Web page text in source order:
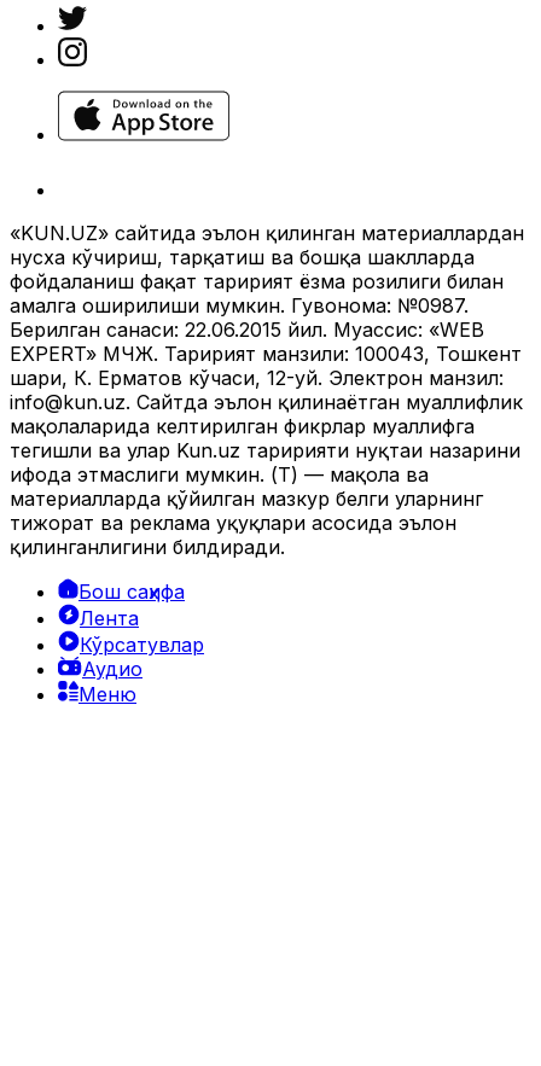
«KUN.UZ» сайтида эълон қилинган материаллардан
нусха кўчириш, тарқатиш ва бошқа шаклларда
фойдаланиш фақат таҳририят ёзма розилиги билан
амалга оширилиши мумкин. Гувоҳнома: №0987.
Берилган санаси: 22.06.2015 йил. Муассис: «WEB
EXPERT» МЧЖ. Таҳририят манзили: 100043, Тошкент
шаҳри, К. Ерматов кўчаси, 12-уй. Электрон манзил:
info@kun.uz. Сайтда эълон қилинаётган муаллифлик
мақолаларида келтирилган фикрлар муаллифга
тегишли ва улар Kun.uz таҳририяти нуқтаи назарини
ифода этмаслиги мумкин. (Т) — мақола ва
материалларда қўйилган мазкур белги уларнинг
тижорат ва реклама ҳуқуқлари асосида эълон
қилинганлигини билдиради.
Бош саҳифа
Лента
Кўрсатувлар
Аудио
Меню